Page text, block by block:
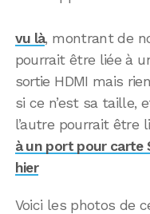
vu là, montrant de
pourrait être liée à
sortie HDMI mais
si ce n’est sa taille,
l’autre pourrait être
à un port pour carte
hier
Voici les photos de